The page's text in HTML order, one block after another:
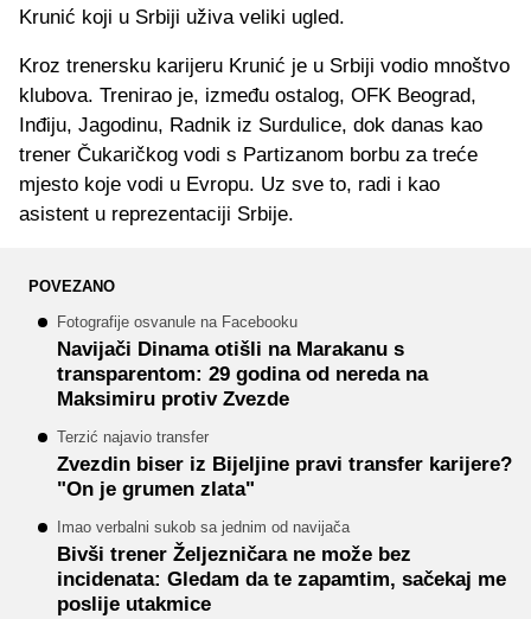
Krunić koji u Srbiji uživa veliki ugled.
Kroz trenersku karijeru Krunić je u Srbiji vodio mnoštvo
klubova. Trenirao je, između ostalog, OFK Beograd,
Inđiju, Jagodinu, Radnik iz Surdulice, dok danas kao
trener Čukaričkog vodi s Partizanom borbu za treće
mjesto koje vodi u Evropu. Uz sve to, radi i kao
asistent u reprezentaciji Srbije.
POVEZANO
Fotografije osvanule na Facebooku
Navijači Dinama otišli na Marakanu s
transparentom: 29 godina od nereda na
Maksimiru protiv Zvezde
Terzić najavio transfer
Zvezdin biser iz Bijeljine pravi transfer karijere?
"On je grumen zlata"
Imao verbalni sukob sa jednim od navijača
Bivši trener Željezničara ne može bez
incidenata: Gledam da te zapamtim, sačekaj me
poslije utakmice